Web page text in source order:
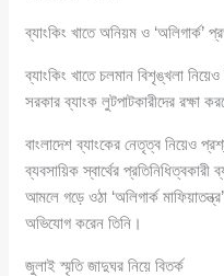
ব্যাংকিং খাতে অনিয়ম ও ‘অলিগার্ক’
ব্যাংকিং খাতে চলমান বিশৃঙ্খলা
সরকার ব্যাংক লুটপাটকারীদের রক্ষা
বাংলাদেশ ব্যাংকের নেতৃত্ব নিয়েও
ব্যবসায়িক স্বার্থের
আমলে গড়ে ওঠা ‘অলিগার্ক
অভিযোগ করেন তিনি।
জুলাই স্মৃতি জাদুঘর নিয়ে বিতর্ক